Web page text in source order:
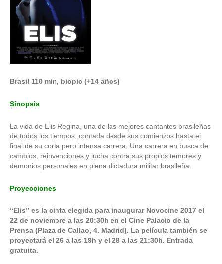
Brasil 110 min, biopic (+14 años)
Sinopsis
La vida de Elis Regina, una de las mejores cantantes brasileñas
de todos los tiempos, contada desde sus comienzos hasta el
final de su corta pero intensa carrera. Una carrera en busca de
cambios, reinvenciones y lucha contra sus propios temores y
demonios personales en plena dictadura militar brasileña.
Proyecciones
“Elis” es la cinta elegida para inaugurar Novocine 2017 el
22 de noviembre a las 20:30h en el Cine Palacio de la
Prensa (Plaza de Callao, 4. Madrid). La película también se
proyectará el 26 a las 19h y el 28 a las 21:30h. Entrada
gratuita.